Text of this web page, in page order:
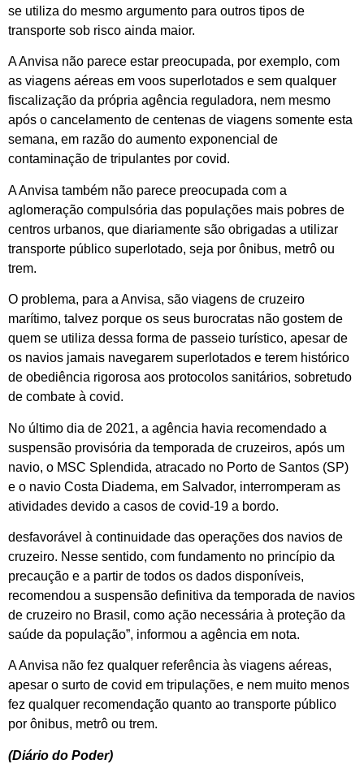
se utiliza do mesmo argumento para outros tipos de
transporte sob risco ainda maior.
A Anvisa não parece estar preocupada, por exemplo, com
as viagens aéreas em voos superlotados e sem qualquer
fiscalização da própria agência reguladora, nem mesmo
após o cancelamento de centenas de viagens somente esta
semana, em razão do aumento exponencial de
contaminação de tripulantes por covid.
A Anvisa também não parece preocupada com a
aglomeração compulsória das populações mais pobres de
centros urbanos, que diariamente são obrigadas a utilizar
transporte público superlotado, seja por ônibus, metrô ou
trem.
O problema, para a Anvisa, são viagens de cruzeiro
marítimo, talvez porque os seus burocratas não gostem de
quem se utiliza dessa forma de passeio turístico, apesar de
os navios jamais navegarem superlotados e terem histórico
de obediência rigorosa aos protocolos sanitários, sobretudo
de combate à covid.
No último dia de 2021, a agência havia recomendado a
suspensão provisória da temporada de cruzeiros, após um
navio, o MSC Splendida, atracado no Porto de Santos (SP)
e o navio Costa Diadema, em Salvador, interromperam as
atividades devido a casos de covid-19 a bordo.
desfavorável à continuidade das operações dos navios de
cruzeiro. Nesse sentido, com fundamento no princípio da
precaução e a partir de todos os dados disponíveis,
recomendou a suspensão definitiva da temporada de navios
de cruzeiro no Brasil, como ação necessária à proteção da
saúde da população”, informou a agência em nota.
A Anvisa não fez qualquer referência às viagens aéreas,
apesar o surto de covid em tripulações, e nem muito menos
fez qualquer recomendação quanto ao transporte público
por ônibus, metrô ou trem.
(Diário do Poder)